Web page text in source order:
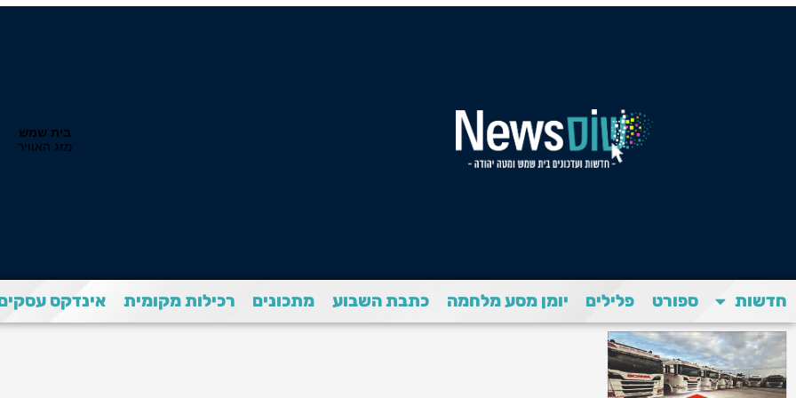
חדשות ספורט פלילים יומן מסע מלחמה כתבת השבוע מתכונים רכילות מקומית אינדקס